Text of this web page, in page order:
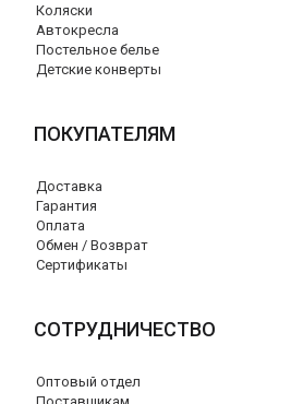
Коляски
Автокресла
Постельное белье
Детские конверты
ПОКУПАТЕЛЯМ
Доставка
Гарантия
Оплата
Обмен / Возврат
Сертификаты
СОТРУДНИЧЕСТВО
Оптовый отдел